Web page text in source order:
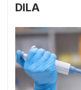
DILA